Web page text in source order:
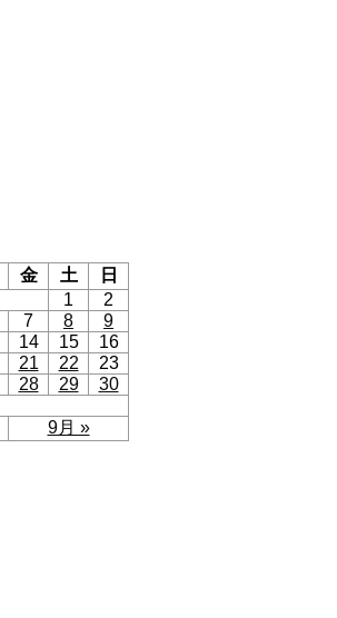
金 土 日
9月 »
1
2
7 8
9
14 15
16
21 22
23
28 29
30